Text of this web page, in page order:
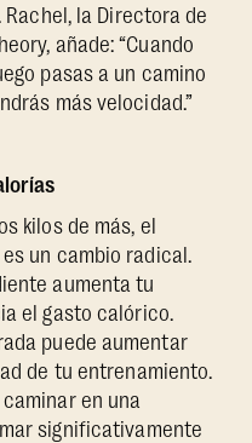
la Directora de
añade: “Cuando
pasas a un camino
más velocidad.”
kilos de más, el
un cambio radical.
aumenta tu
el gasto calórico.
puede aumentar
de tu entrenamiento.
en una
significativamente